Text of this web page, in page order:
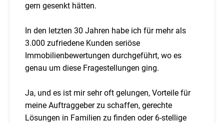
gern gesenkt hätten.
In den letzten 30 Jahren habe ich für mehr als
3.000 zufriedene Kunden seriöse
Immobilienbewertungen durchgeführt, wo es
genau um diese Fragestellungen ging.
Ja, und es ist mir sehr oft gelungen, Vorteile für
meine Auftraggeber zu schaffen, gerechte
Lösungen in Familien zu finden oder 6-stellige